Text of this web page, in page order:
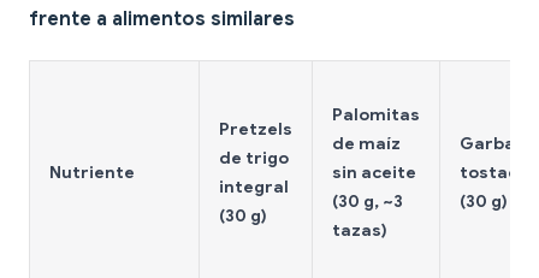
frente a alimentos similares
Nutriente
Pretzels
de trigo
integral
(30 g)
Palomitas
de maíz
sin aceite
(30 g, ~3
tazas)
tostados
(30 g)